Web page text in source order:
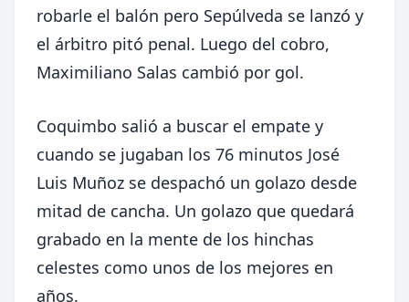
robarle el balón pero Sepúlveda se lanzó y
el árbitro pitó penal. Luego del cobro,
Maximiliano Salas cambió por gol.
Coquimbo salió a buscar el empate y
cuando se jugaban los 76 minutos José
Luis Muñoz se despachó un golazo desde
mitad de cancha. Un golazo que quedará
grabado en la mente de los hinchas
celestes como unos de los mejores en
años.